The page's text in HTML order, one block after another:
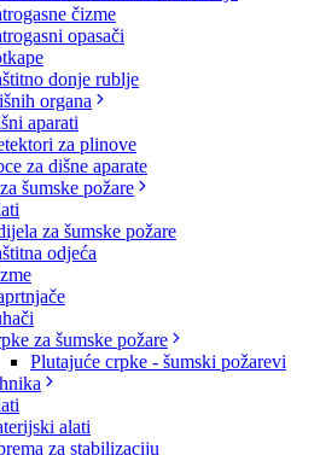
čizme
opasači
donje rublje
organa
aparati
za plinove
za dišne aparate
šumske požare
za šumske požare
odjeća
za šumske požare
Plutajuće crpke - šumski požarevi
alati
za stabilizaciju